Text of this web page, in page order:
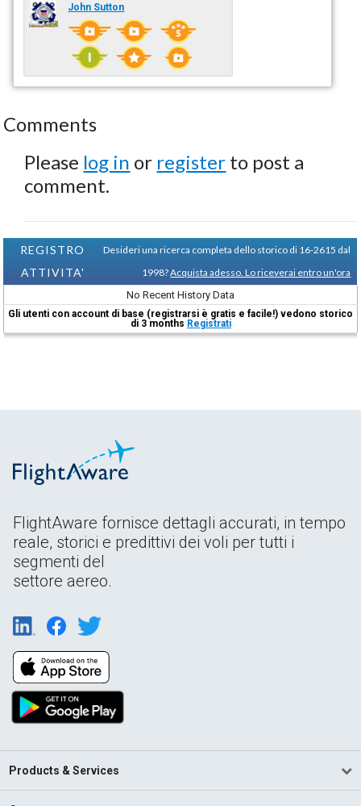
John Sutton
Comments
Please log in or register to post a
comment.
REGISTRO
ATTIVITA'
Desideri una ricerca completa dello storico di 16-2615 dal
1998?Acquista adesso. Lo riceverai entro un'ora
No Recent History Data
Gli utenti con account di base (registrarsi è gratis e facile!) vedono storico
di 3 months Registrati
FlightAware fornisce dettagli accurati, in tempo
reale, storici e predittivi dei voli per tutti i
segmenti del
settore aereo.
Products & Services